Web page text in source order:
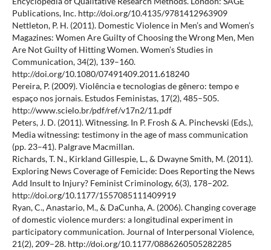
Publications, Inc. http://doi.org/10.4135/9781412963909
Nettleton, P. H. (2011). Domestic Violence in Men’s and Women’s
Magazines: Women Are Guilty of Choosing the Wrong Men, Men
Are Not Guilty of Hitting Women. Women’s Studies in
Communication, 34(2), 139–160.
http://doi.org/10.1080/07491409.2011.618240
Pereira, P. (2009). Violência e tecnologias de gênero: tempo e
espaço nos jornais. Estudos Feministas, 17(2), 485–505.
http://www.scielo.br/pdf/ref/v17n2/11.pdf
Peters, J. D. (2011). Witnessing. In P. Frosh & A. Pinchevski (Eds.),
Media witnessing: testimony in the age of mass communication
(pp. 23–41). Palgrave Macmillan.
Richards, T. N., Kirkland Gillespie, L., & Dwayne Smith, M. (2011).
Exploring News Coverage of Femicide: Does Reporting the News
Add Insult to Injury? Feminist Criminology, 6(3), 178–202.
http://doi.org/10.1177/1557085111409919
Ryan, C., Anastario, M., & DaCunha, A. (2006). Changing coverage
of domestic violence murders: a longitudinal experiment in
participatory communication. Journal of Interpersonal Violence,
21(2), 209–28. http://doi.org/10.1177/0886260505282285